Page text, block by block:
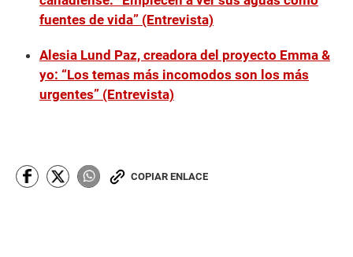
fuentes de vida” (Entrevista)
Alesia Lund Paz, creadora del proyecto Emma &
yo: “Los temas más incomodos son los más
urgentes” (Entrevista)
COPIAR ENLACE